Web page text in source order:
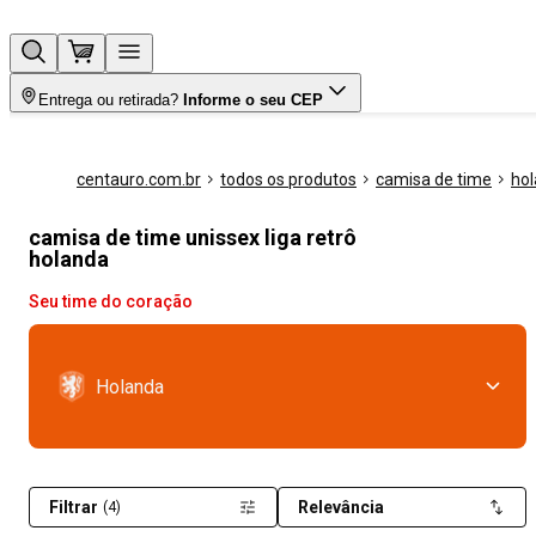
Entrega ou retirada? Informe o seu CEP
centauro.com.br todos os produtos camisa de time
camisa de time unissex liga retrô
holanda
Seu time do coração
Holanda
Filtrar (4) Relevância